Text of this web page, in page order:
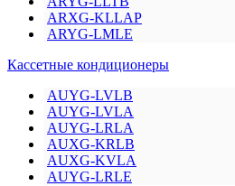
ARXG-KLLAP
ARYG-LMLE
Кассетные кондиционеры
AUYG-LVLB
AUYG-LVLA
AUYG-LRLA
AUXG-KRLB
AUXG-KVLA
AUYG-LRLE